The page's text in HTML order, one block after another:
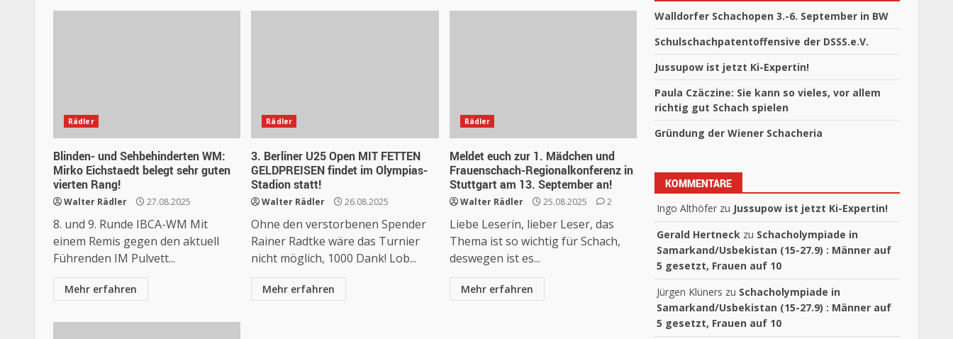
Rädler
Blinden- und Sehbehinderten WM:
Mirko Eichstaedt belegt sehr guten
vierten Rang!
Walter Rädler 27.08.2025
8. und 9. Runde IBCA-WM Mit
einem Remis gegen den aktuell
Führenden IM Pulvett...
Mehr erfahren
Rädler
3. Berliner U25 Open MIT FETTEN
GELDPREISEN findet im Olympias-
Stadion statt!
Walter Rädler 26.08.2025
Ohne den verstorbenen Spender
Rainer Radtke wäre das Turnier
nicht möglich, 1000 Dank! Lob...
Mehr erfahren
Rädler
Meldet euch zur 1. Mädchen und
Frauenschach-Regionalkonferenz in
Stuttgart am 13. September an!
Walter Rädler 25.08.2025 2
Liebe Leserin, lieber Leser, das
Thema ist so wichtig für Schach,
deswegen ist es...
Mehr erfahren
Walldorfer Schachopen 3.-6. September in BW
Schulschachpatentoffensive der DSSS.e.V.
Jussupow ist jetzt Ki-Expertin!
Paula Czäczine: Sie kann so vieles, vor allem
richtig gut Schach spielen
Gründung der Wiener Schacheria
KOMMENTARE
Ingo Althöfer zu Jussupow ist jetzt Ki-Expertin!
Gerald Hertneck zu Schacholympiade in
Samarkand/Usbekistan (15-27.9) : Männer auf
5 gesetzt, Frauen auf 10
Jürgen Klüners zu Schacholympiade in
Samarkand/Usbekistan (15-27.9) : Männer auf
5 gesetzt, Frauen auf 10